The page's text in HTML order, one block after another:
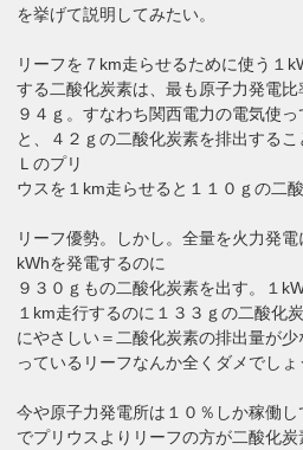
を挙げて説明してみたい。
リーフを７km走らせるために使う１
する二酸化炭素は、最も原子力発電
９４ｇ。すなわち関西電力の電気使
と、４２ｇの二酸化炭素を排出する
Ｌのプリ
ウスを１km走らせると１１０ｇの二
リーフ優勢。しかし。全量を火力発
kWhを発電するのに
９３０ｇもの二酸化炭素を出す。１
１km走行するのに１３３ｇの二酸化
にやさしい＝二酸化炭素の排出量が
っているリーフなんか全くダメでしょ
今や原子力発電所は１０％しか稼働
でプリウスよりリーフの方が二酸化